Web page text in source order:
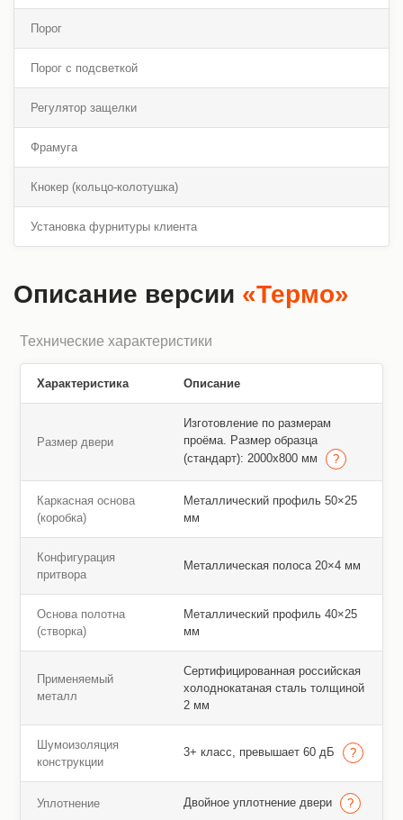
Порог
Порог с подсветкой
Регулятор защелки
Фрамуга
Кнокер (кольцо-колотушка)
Установка фурнитуры клиента
Описание версии «Термо»
Технические характеристики
Характеристика Описание
Размер двери
Изготовление по размерам
проёма. Размер образца
(стандарт): 2000х800 мм
Каркасная основа
(коробка)
Металлический профиль 50×25
мм
Конфигурация
притвора
Металлическая полоса 20×4 мм
Основа полотна
(створка)
Металлический профиль 40×25
мм
Применяемый
металл
Сертифицированная российская
холоднокатаная сталь толщиной
2 мм
Шумоизоляция
конструкции
3+ класс, превышает 60 дБ
Уплотнение Двойное уплотнение двери